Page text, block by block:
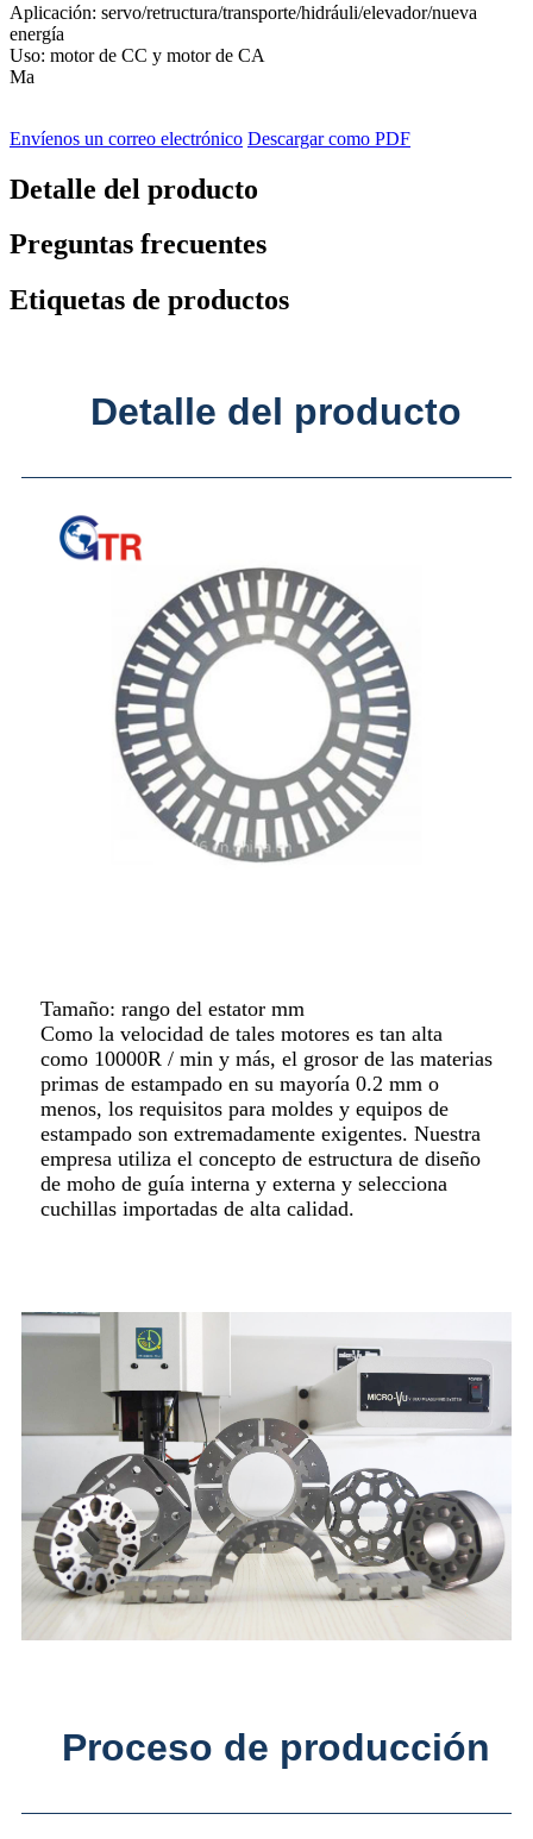
Aplicación: servo/retructura/transporte/hidráuli/elevador/nueva
energía
Uso: motor de CC y motor de CA
Ma
Envíenos un correo electrónico Descargar como PDF
Detalle del producto
Preguntas frecuentes
Etiquetas de productos
Detalle del producto
Tamaño: rango del estator mm
Como la velocidad de tales motores es tan alta
como 10000R / min y más, el grosor de las materias
primas de estampado en su mayoría 0.2 mm o
menos, los requisitos para moldes y equipos de
estampado son extremadamente exigentes. Nuestra
empresa utiliza el concepto de estructura de diseño
de moho de guía interna y externa y selecciona
cuchillas importadas de alta calidad.
Proceso de producción